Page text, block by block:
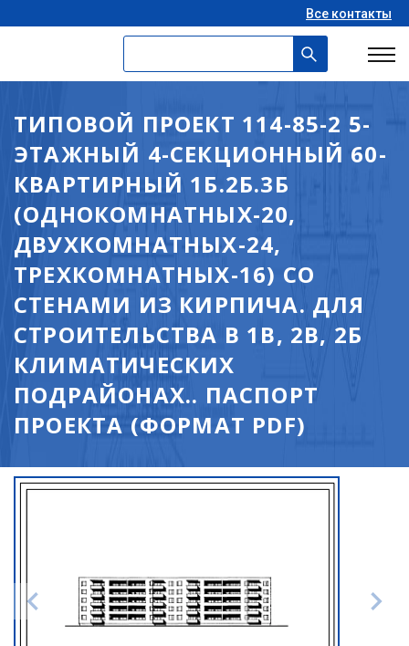
Все контакты
ТИПОВОЙ ПРОЕКТ 114-85-2 5-
ЭТАЖНЫЙ 4-СЕКЦИОННЫЙ 60-
КВАРТИРНЫЙ 1Б.2Б.3Б
(ОДНОКОМНАТНЫХ-20,
ДВУХКОМНАТНЫХ-24,
ТРЕХКОМНАТНЫХ-16) СО
СТЕНАМИ ИЗ КИРПИЧА. ДЛЯ
СТРОИТЕЛЬСТВА В 1В, 2В, 2Б
КЛИМАТИЧЕСКИХ
ПОДРАЙОНАХ.. ПАСПОРТ
ПРОЕКТА (ФОРМАТ PDF)